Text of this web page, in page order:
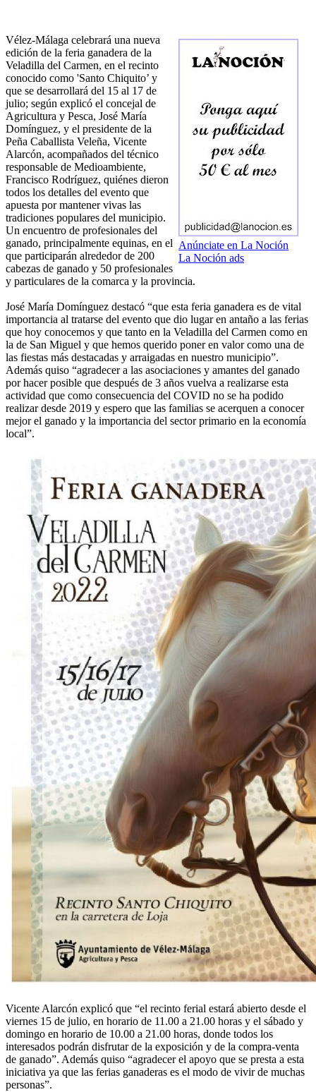
Anúnciate en La Noción
La Noción ads
Vélez-Málaga celebrará una nueva
edición de la feria ganadera de la
Veladilla del Carmen, en el recinto
conocido como 'Santo Chiquito’ y
que se desarrollará del 15 al 17 de
julio; según explicó el concejal de
Agricultura y Pesca, José María
Domínguez, y el presidente de la
Peña Caballista Veleña, Vicente
Alarcón, acompañados del técnico
responsable de Medioambiente,
Francisco Rodríguez, quiénes dieron
todos los detalles del evento que
apuesta por mantener vivas las
tradiciones populares del municipio.
Un encuentro de profesionales del
ganado, principalmente equinas, en el
que participarán alrededor de 200
cabezas de ganado y 50 profesionales
y particulares de la comarca y la provincia.
José María Domínguez destacó “que esta feria ganadera es de vital
importancia al tratarse del evento que dio lugar en antaño a las ferias
que hoy conocemos y que tanto en la Veladilla del Carmen como en
la de San Miguel y que hemos querido poner en valor como una de
las fiestas más destacadas y arraigadas en nuestro municipio”.
Además quiso “agradecer a las asociaciones y amantes del ganado
por hacer posible que después de 3 años vuelva a realizarse esta
actividad que como consecuencia del COVID no se ha podido
realizar desde 2019 y espero que las familias se acerquen a conocer
mejor el ganado y la importancia del sector primario en la economía
local”.
Vicente Alarcón explicó que “el recinto ferial estará abierto desde el
viernes 15 de julio, en horario de 11.00 a 21.00 horas y el sábado y
domingo en horario de 10.00 a 21.00 horas, donde todos los
interesados podrán disfrutar de la exposición y de la compra-venta
de ganado”. Además quiso “agradecer el apoyo que se presta a esta
iniciativa ya que las ferias ganaderas es el modo de vivir de muchas
personas”.